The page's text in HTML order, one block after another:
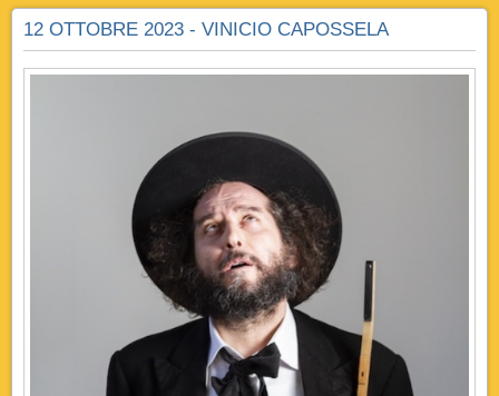
12 OTTOBRE 2023 - VINICIO CAPOSSELA